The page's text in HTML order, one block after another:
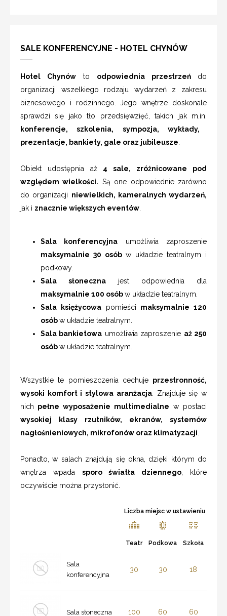
SALE KONFERENCYJNE - HOTEL CHYNÓW
Hotel Chynów to odpowiednia przestrzeń do
organizacji wszelkiego rodzaju wydarzeń z zakresu
biznesowego i rodzinnego. Jego wnętrze doskonale
sprawdzi się jako tło przedsięwzięć, takich jak m.in.
konferencje, szkolenia, sympozja, wykłady,
prezentacje, bankiety, gale oraz jubileusze
Obiekt udostępnia aż 4 sale, zróżnicowane pod
względem wielkości. Są one odpowiednie zarówno
do organizacji niewielkich, kameralnych wydarzeń,
jak i znacznie większych eventów
Sala konferencyjna umożliwia zaproszenie
maksymalnie 30 osób w układzie teatralnym i
podkowy.
Sala słoneczna jest odpowiednia dla
maksymalnie 100 osóbw układzie teatralnym.
Sala księżycowa pomieści maksymalnie 120
osóbw układzie teatralnym.
Sala bankietowa umożliwia zaproszenie aż 250
osóbw układzie teatralnym.
Wszystkie te pomieszczenia cechuje przestronność,
wysoki komfort i stylowa aranżacja. Znajduje się w
nich pełne wyposażenie multimedialne w postaci
wysokiej klasy rzutników, ekranów, systemów
nagłośnieniowych, mikrofonów oraz klimatyzacji
Ponadto, w salach znajdują się okna, dzięki którym do
wnętrza wpada sporo światła dziennego , które
oczywiście można przysłonić.
Liczba miejsc w ustawieniu
Teatr Podkowa Szkoła
Sala
konferencyjna
30 30 18
Sala słoneczna 100 60 60